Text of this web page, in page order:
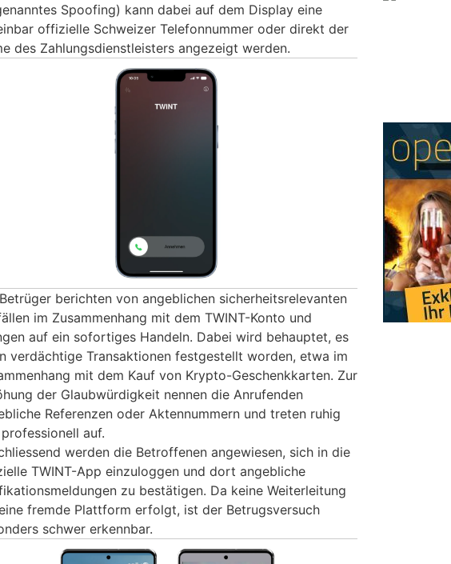
Spoofing) kann dabei auf dem Display eine
offizielle Schweizer Telefonnummer oder direkt der
des Zahlungsdienstleisters angezeigt werden.
berichten von angeblichen sicherheitsrelevanten
im Zusammenhang mit dem TWINT-Konto und
auf ein sofortiges Handeln. Dabei wird behauptet, es
verdächtige Transaktionen festgestellt worden, etwa im
mit dem Kauf von Krypto-Geschenkkarten. Zur
der Glaubwürdigkeit nennen die Anrufenden
Referenzen oder Aktennummern und treten ruhig
auf.
werden die Betroffenen angewiesen, sich in die
TWINT-App einzuloggen und dort angebliche
zu bestätigen. Da keine Weiterleitung
fremde Plattform erfolgt, ist der Betrugsversuch
schwer erkennbar.